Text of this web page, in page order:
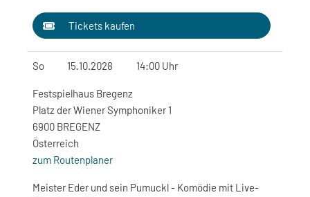
Tickets kaufen
So 15.10.2028 14:00 Uhr
Festspielhaus Bregenz
Platz der Wiener Symphoniker 1
6900 BREGENZ
Österreich
zum Routenplaner
Meister Eder und sein Pumuckl - Komödie mit Live-